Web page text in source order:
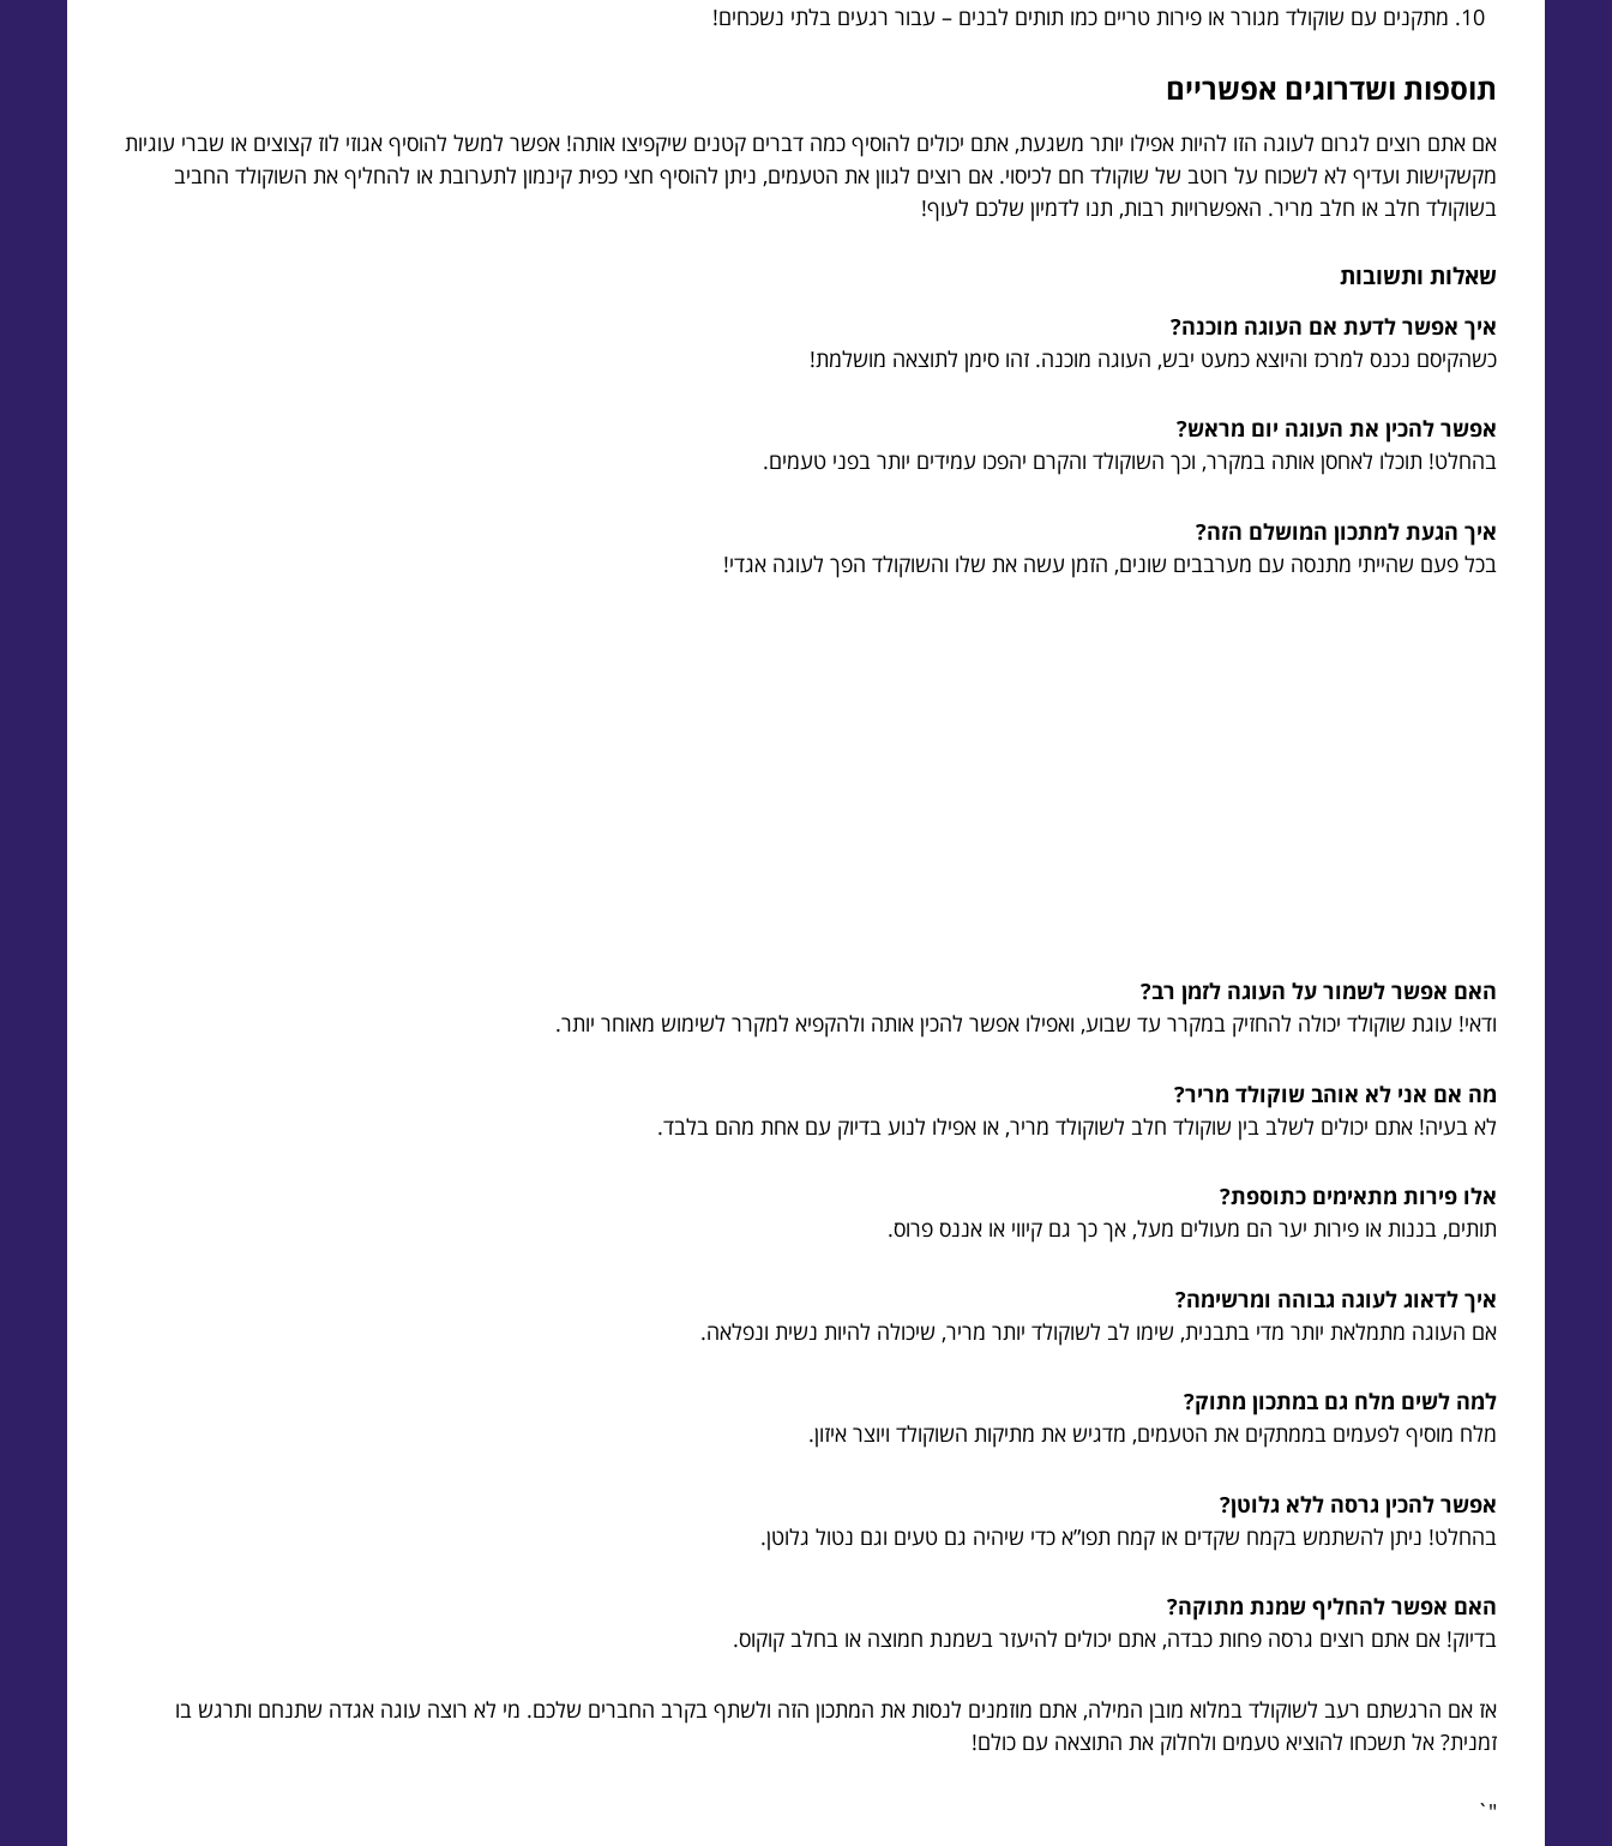
מתקנים עם שוקולד מגורר או פירות טריים כמו תותים לבנים – עבור רגעים בלתי נשכחים!
תוספות ושדרוגים אפשריים
אם אתם רוצים לגרום לעוגה הזו להיות אפילו יותר משגעת, אתם יכולים להוסיף כמה דברים קטנים שיקפיצו אותה! אפשר למשל להוסיף אגוזי לוז קצוצים או שברי עוגיות
מקשקישות ועדיף לא לשכוח על רוטב של שוקולד חם לכיסוי. אם רוצים לגוון את הטעמים, ניתן להוסיף חצי כפית קינמון לתערובת או להחליף את השוקולד החביב
בשוקולד חלב או חלב מריר. האפשרויות רבות, תנו לדמיון שלכם לעוף!
שאלות ותשובות
איך אפשר לדעת אם העוגה מוכנה?
כשהקיסם נכנס למרכז והיוצא כמעט יבש, העוגה מוכנה. זהו סימן לתוצאה מושלמת!
אפשר להכין את העוגה יום מראש?
בהחלט! תוכלו לאחסן אותה במקרר, וכך השוקולד והקרם יהפכו עמידים יותר בפני טעמים.
איך הגעת למתכון המושלם הזה?
בכל פעם שהייתי מתנסה עם מערבבים שונים, הזמן עשה את שלו והשוקולד הפך לעוגה אגדי!
האם אפשר לשמור על העוגה לזמן רב?
ודאי! עוגת שוקולד יכולה להחזיק במקרר עד שבוע, ואפילו אפשר להכין אותה ולהקפיא למקרר לשימוש מאוחר יותר.
מה אם אני לא אוהב שוקולד מריר?
לא בעיה! אתם יכולים לשלב בין שוקולד חלב לשוקולד מריר, או אפילו לנוע בדיוק עם אחת מהם בלבד.
אלו פירות מתאימים כתוספת?
תותים, בננות או פירות יער הם מעולים מעל, אך כך גם קיווי או אננס פרוס.
איך לדאוג לעוגה גבוהה ומרשימה?
אם העוגה מתמלאת יותר מדי בתבנית, שימו לב לשוקולד יותר מריר, שיכולה להיות נשית ונפלאה.
למה לשים מלח גם במתכון מתוק?
מלח מוסיף לפעמים בממתקים את הטעמים, מדגיש את מתיקות השוקולד ויוצר איזון.
אפשר להכין גרסה ללא גלוטן?
בהחלט! ניתן להשתמש בקמח שקדים או קמח תפו”א כדי שיהיה גם טעים וגם נטול גלוטן.
האם אפשר להחליף שמנת מתוקה?
בדיוק! אם אתם רוצים גרסה פחות כבדה, אתם יכולים להיעזר בשמנת חמוצה או בחלב קוקוס.
אז אם הרגשתם רעב לשוקולד במלוא מובן המילה, אתם מוזמנים לנסות את המתכון הזה ולשתף בקרב החברים שלכם. מי לא רוצה עוגה אגדה שתנחם ותרגש בו
זמנית? אל תשכחו להוציא טעמים ולחלוק את התוצאה עם כולם!
"`